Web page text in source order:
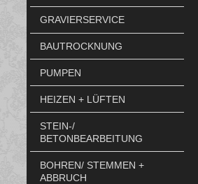
GRAVIERSERVICE
BAUTROCKNUNG
PUMPEN
HEIZEN + LÜFTEN
STEIN-/
BETONBEARBEITUNG
BOHREN/ STEMMEN +
ABBRUCH